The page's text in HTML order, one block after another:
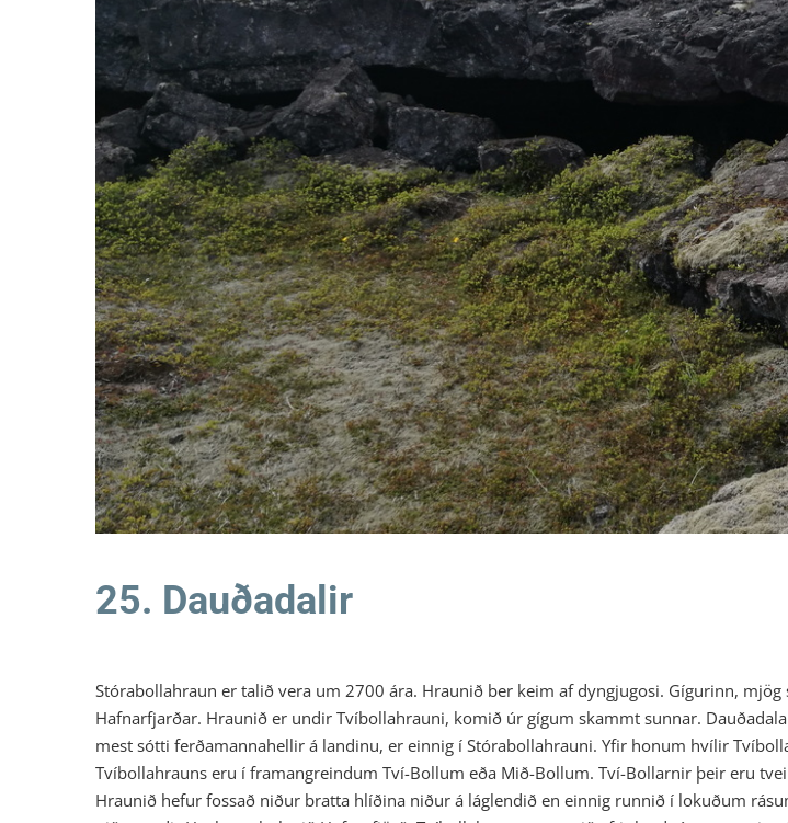
25. Dauðadalir
Ratleikur 2021
25. Dauðadalir
Stórabollahraun er talið vera um 2700 ára. Hraunið ber keim af dyngjugosi. Gígurinn,
Hafnarfjarðar. Hraunið er undir Tvíbollahrauni, komið úr gígum skammt sunnar.
mest sótti ferðamannahellir á landinu, er einnig í Stórabollahrauni. Yfir honum hvílir
Tvíbollahrauns eru í framangreindum Tví-Bollum eða Mið-Bollum. Tví-Bollarnir þeir eru
Hraunið hefur fossað niður bratta hlíðina niður á láglendið en einnig runnið í lokuðum